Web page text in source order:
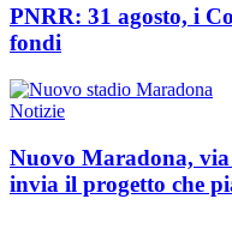
PNRR: 31 agosto, i
fondi
Notizie
Nuovo Maradona,
invia il progetto che